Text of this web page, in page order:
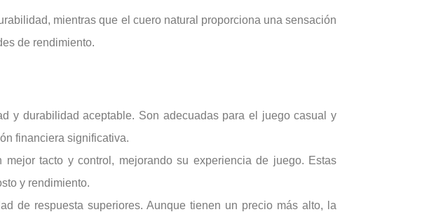
mientras que el cuero natural proporciona una sensación
de rendimiento.
y durabilidad aceptable. Son adecuadas para el juego casual y
financiera significativa.
tacto y control, mejorando su experiencia de juego. Estas
y rendimiento.
de respuesta superiores. Aunque tienen un precio más alto, la